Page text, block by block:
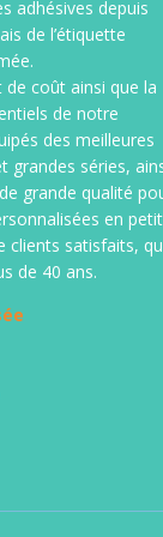
transfert
types de
adhésives depuis
de l’étiquette
de coût ainsi que la
de notre
des meilleures
grandes séries,
grande qualité
en
clients satisfaits,
de 40 ans.